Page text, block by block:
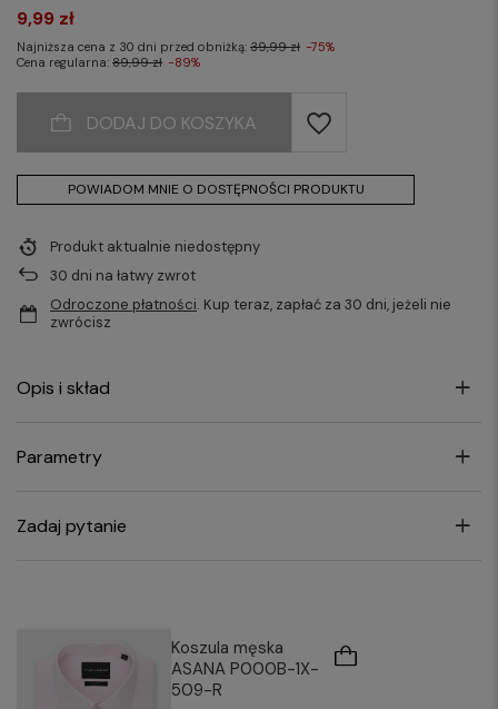
9,99 zł
Najniższa cena z 30 dni przed obniżką: 39,99 zł -75%
Cena regularna: 89,99 zł -89%
DODAJ DO KOSZYKA
POWIADOM MNIE O DOSTĘPNOŚCI PRODUKTU
Produkt aktualnie niedostępny
30 dni na łatwy zwrot
Odroczone płatności. Kup teraz, zapłać za 30 dni, jeżeli nie
zwrócisz
Opis i skład
Parametry
Zadaj pytanie
Koszula męska
ASANA P000B-1X-
509-R